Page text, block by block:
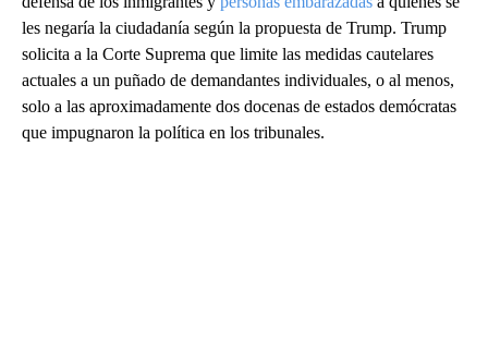
les negaría la ciudadanía según la propuesta de Trump. Trump
solicita a la Corte Suprema que limite las medidas cautelares
actuales a un puñado de demandantes individuales, o al menos,
solo a las aproximadamente dos docenas de estados demócratas
que impugnaron la política en los tribunales.